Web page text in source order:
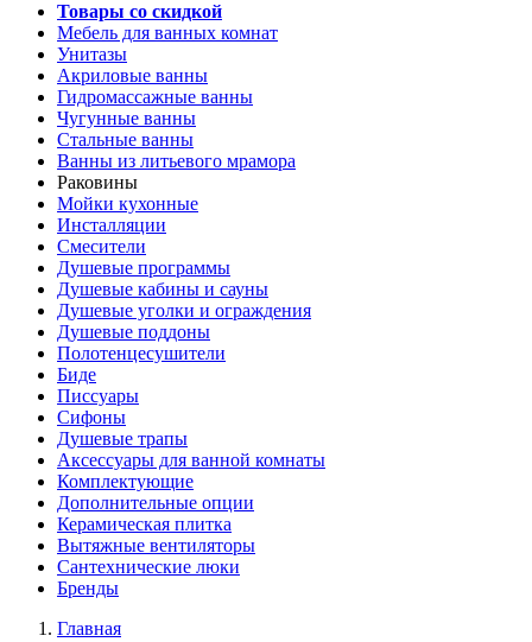
Товары со скидкой
Мебель для ванных комнат
Унитазы
Акриловые ванны
Гидромассажные ванны
Чугунные ванны
Стальные ванны
Ванны из литьевого мрамора
Раковины
Мойки кухонные
Инсталляции
Смесители
Душевые программы
Душевые кабины и сауны
Душевые уголки и ограждения
Душевые поддоны
Полотенцесушители
Биде
Писсуары
Сифоны
Душевые трапы
Аксессуары для ванной комнаты
Комплектующие
Дополнительные опции
Керамическая плитка
Вытяжные вентиляторы
Сантехнические люки
Бренды
Главная